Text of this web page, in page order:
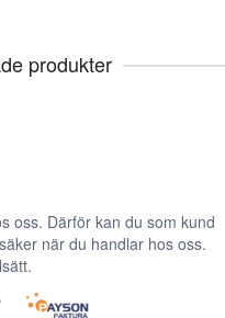
produkter
oss. Därför kan du som kund
när du handlar hos oss.